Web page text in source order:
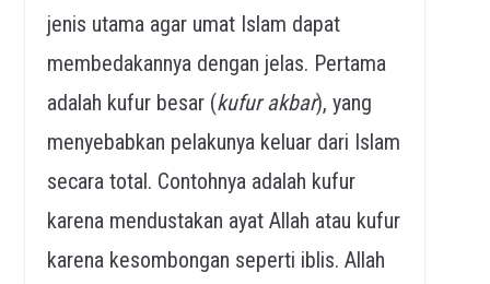
jenis utama agar umat Islam dapat
membedakannya dengan jelas. Pertama
adalah kufur besar (kufur akbar), yang
menyebabkan pelakunya keluar dari Islam
secara total. Contohnya adalah kufur
karena mendustakan ayat Allah atau kufur
karena kesombongan seperti iblis. Allah